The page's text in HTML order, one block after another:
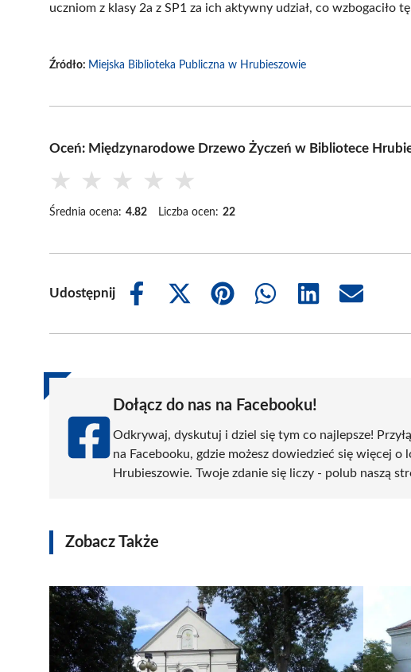
uczniom z klasy 2a z SP1 za ich aktywny udział, co wzbogaciło
Źródło: Miejska Biblioteka Publiczna w Hrubieszowie
Oceń: Międzynarodowe Drzewo Życzeń w Bibliotece
★ ★ ★ ★ ★
Średnia ocena: 4.82 Liczba ocen: 22
Udostępnij
Share
Share
(Twitter)
Share
Share
Share
Share
Dołącz do nas na Facebooku!
Odkrywaj, dyskutuj i dziel się tym co najlepsze!
na Facebooku, gdzie możesz dowiedzieć się więcej
Hrubieszowie. Twoje zdanie się liczy - polub naszą
Zobacz Także